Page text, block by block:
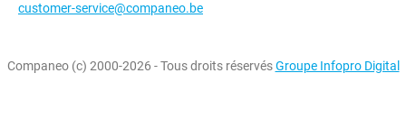
customer-service@companeo.be
Companeo (c) 2000-2026 - Tous droits réservésGroupe Infopro Digital